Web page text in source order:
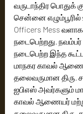
வருடாந்திர பொதுக்
சென்னை
Officers Mess
நடைபெற்றது.
நடைபெற்ற இந்த
மாநகர காவல்
தலைவருமான திரு.
ஐபிஎஸ் அவர்களும்
காவல் ஆணையர்